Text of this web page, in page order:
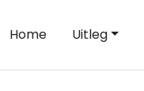
Home Uitleg